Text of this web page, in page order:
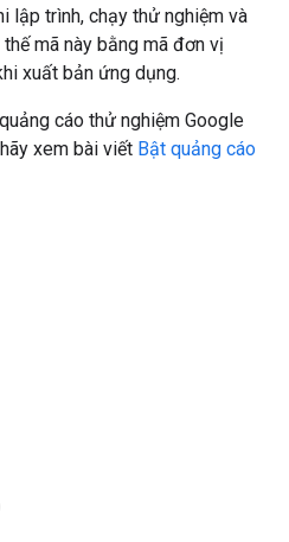
lập trình, chạy thử nghiệm và
mã này bằng mã đơn vị
xuất bản ứng dụng.
cáo thử nghiệm Google
xem bài viết Bật quảng cáo